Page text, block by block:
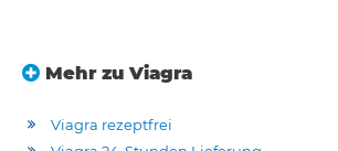
Mehr zu Viagra
Viagra rezeptfrei